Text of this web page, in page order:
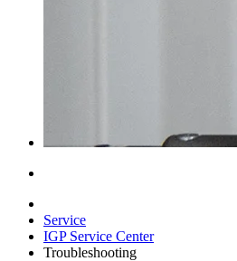
Service
IGP Service Center
Troubleshooting